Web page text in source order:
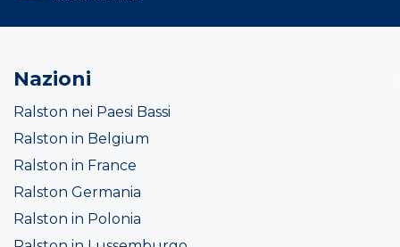
Nazioni
Ralston nei Paesi Bassi
Ralston in Belgium
Ralston in France
Ralston Germania
Ralston in Polonia